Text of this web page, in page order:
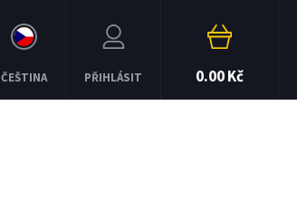
ČEŠTINA PŘIHLÁSIT 0.00 Kč